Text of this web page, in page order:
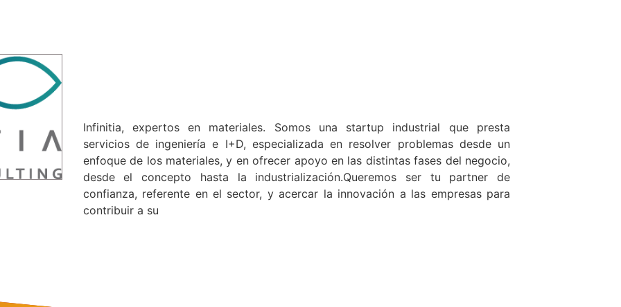
Infinitia, expertos en materiales. Somos una startup industrial que presta
servicios de ingeniería e I+D, especializada en resolver problemas desde un
enfoque de los materiales, y en ofrecer apoyo en las distintas fases del negocio,
desde el concepto hasta la industrialización.Queremos ser tu partner de
confianza, referente en el sector, y acercar la innovación a las empresas para
contribuir a su